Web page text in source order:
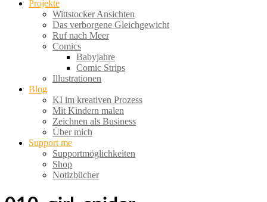
Projekte
Wittstocker Ansichten
Das verborgene Gleichgewicht
Ruf nach Meer
Comics
Babyjahre
Comic Strips
Illustrationen
Blog
KI im kreativen Prozess
Mit Kindern malen
Zeichnen als Business
Über mich
Support me
Supportmöglichkeiten
Shop
Notizbücher